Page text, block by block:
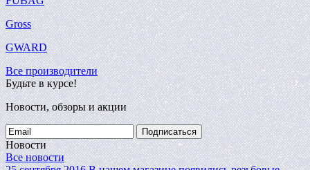
Gross
GWARD
Все производители
Будьте в курсе!
Новости, обзоры и акции
Подписаться
Новости
Все новости